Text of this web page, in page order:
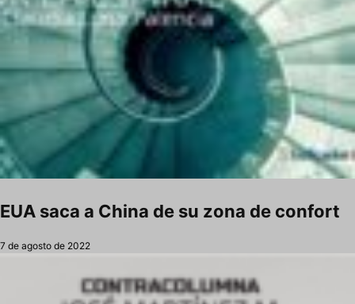
EUA saca a China de su zona de confort
7 de agosto de 2022